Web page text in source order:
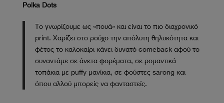
Polka Dots
Το γνωρίζουμε ως «πουά» και είναι το πιο διαχρονικό
print. Χαρίζει στο ρούχο την απόλυτη θηλυκότητα και
φέτος το καλοκαίρι κάνει δυνατό comeback αφού το
συναντάμε σε άνετα φορέματα, σε ρομαντικά
τοπάκια με puffy μανίκια, σε φούστες sarong και
όπου αλλού μπορείς να φανταστείς.